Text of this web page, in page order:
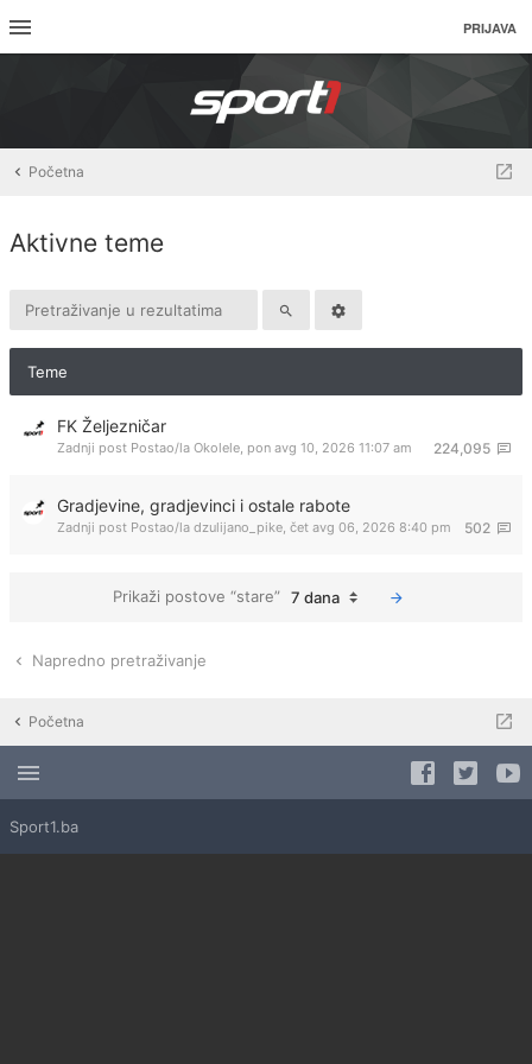
PRIJAVA
Početna
Aktivne teme
Teme
FK Željezničar
224,095
Zadnji post Postao/la Okolele, pon avg 10, 2026 11:07 am
Gradjevine, gradjevinci i ostale rabote
502
Zadnji post Postao/la dzulijano_pike, čet avg 06, 2026 8:40 pm
Prikaži postove “stare” 7 dana
Napredno pretraživanje
Početna
Sport1.ba